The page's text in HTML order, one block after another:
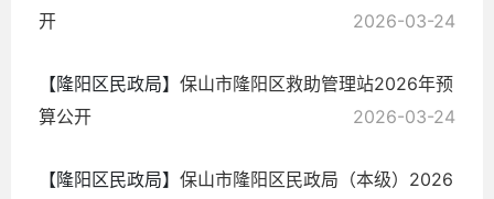
开
2026-03-24
【隆阳区民政局】 保山市隆阳区救助管理站2026年预
算公开
2026-03-24
【隆阳区民政局】 保山市隆阳区民政局（本级）2026